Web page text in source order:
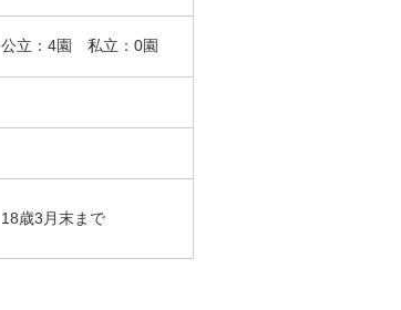
公立：4園 私立：0園
18歳3月末まで